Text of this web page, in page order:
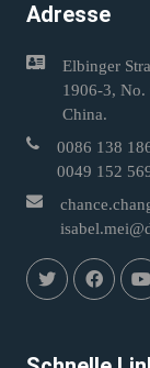
Adresse
Elbinger
1906-3, No.
China.
0086 138
0049 152